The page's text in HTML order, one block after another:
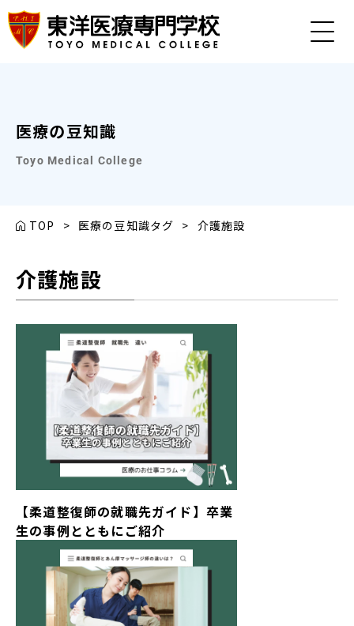
医療の豆知識
Toyo Medical College
TOP > 医療の豆知識タグ > 介護施設
介護施設
【柔道整復師の就職先ガイド】卒業
生の事例とともにご紹介